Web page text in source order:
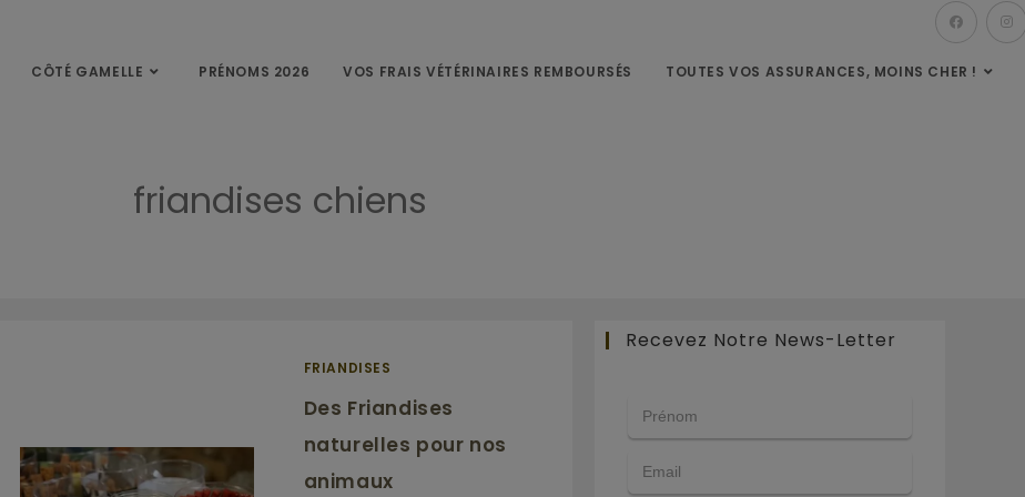
CÔTÉ GAMELLE PRÉNOMS 2026 VOS FRAIS VÉTÉRINAIRES REMBOURSÉS TOUTES VOS ASSURANCES, MOINS CHER !
friandises chiens
FRIANDISES
Des Friandises
naturelles pour nos
animaux
Recevez Notre News-Letter